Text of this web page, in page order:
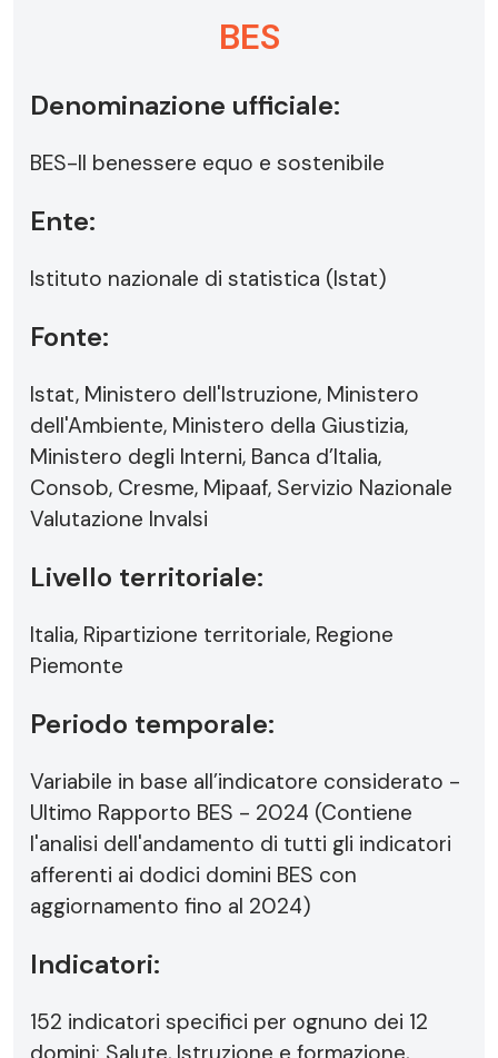
BES
Denominazione ufficiale:
BES-Il benessere equo e sostenibile
Ente:
Istituto nazionale di statistica (Istat)
Fonte:
Istat, Ministero dell'Istruzione, Ministero
dell'Ambiente, Ministero della Giustizia,
Ministero degli Interni, Banca d’Italia,
Consob, Cresme, Mipaaf, Servizio Nazionale
Valutazione Invalsi
Livello territoriale:
Italia, Ripartizione territoriale, Regione
Piemonte
Periodo temporale:
Variabile in base all’indicatore considerato -
Ultimo Rapporto BES - 2024 (Contiene
l'analisi dell'andamento di tutti gli indicatori
afferenti ai dodici domini BES con
aggiornamento fino al 2024)
Indicatori:
152 indicatori specifici per ognuno dei 12